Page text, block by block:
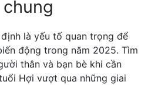
là yếu tố quan trọng để
động trong năm 2025. Tìm
thân và bạn bè khi cần
Hợi vượt qua những giai